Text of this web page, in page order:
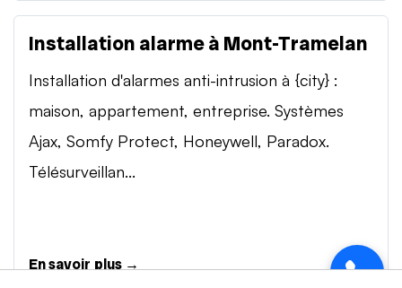
Installation alarme à Mont-Tramelan
Installation d'alarmes anti-intrusion à {city} :
maison, appartement, entreprise. Systèmes
Ajax, Somfy Protect, Honeywell, Paradox.
Télésurveillan...
En savoir plus →